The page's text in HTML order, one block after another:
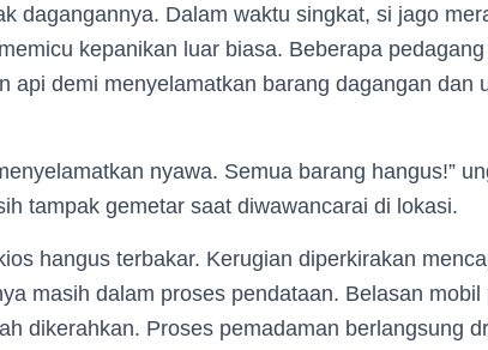
dagangannya. Dalam waktu singkat, si jago
kepanikan luar biasa. Beberapa
api demi menyelamatkan barang dagangan dan
nyawa. Semua barang hangus!”
tampak gemetar saat diwawancarai di lokasi.
hangus terbakar. Kerugian diperkirakan
masih dalam proses pendataan. Belasan
dikerahkan. Proses pemadaman berlangsung